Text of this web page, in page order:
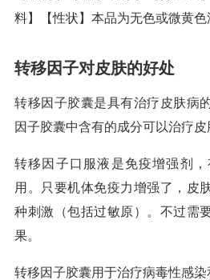
料】【性状】本品为无色或微黄色
转移因子对皮肤的好处
转移因子胶囊是具有治疗皮肤病
因子胶囊中含有的成分可以治疗皮
转移因子口服液是免疫增强剂
用。只要机体免疫力增强了，皮
种刺激（包括过敏原）。不过需
果。
转移因子胶囊用于治疗病毒性感染